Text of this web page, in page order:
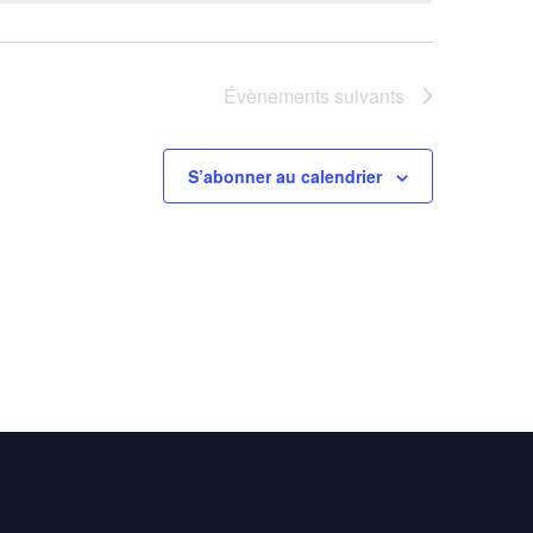
Évènements suivants
S’abonner au calendrier